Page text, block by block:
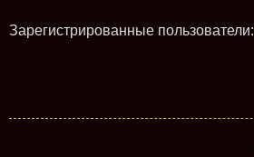
Зарегистрированные пользователи: